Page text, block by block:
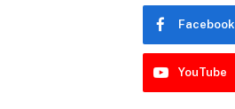
Facebook
YouTube